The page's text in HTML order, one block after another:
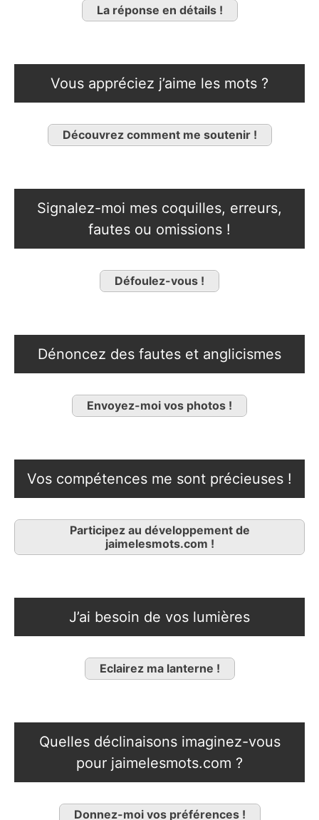
La réponse en détails !
Vous appréciez j’aime les mots ?
Découvrez comment me soutenir !
Signalez-moi mes coquilles, erreurs,
fautes ou omissions !
Défoulez-vous !
Dénoncez des fautes et anglicismes
Envoyez-moi vos photos !
Vos compétences me sont précieuses !
Participez au développement de
jaimelesmots.com !
J’ai besoin de vos lumières
Eclairez ma lanterne !
Quelles déclinaisons imaginez-vous
pour jaimelesmots.com ?
Donnez-moi vos préférences !